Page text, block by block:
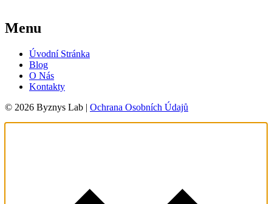
Menu
Úvodní Stránka
Blog
O Nás
Kontakty
© 2026 Byznys Lab | Ochrana Osobních Údajů